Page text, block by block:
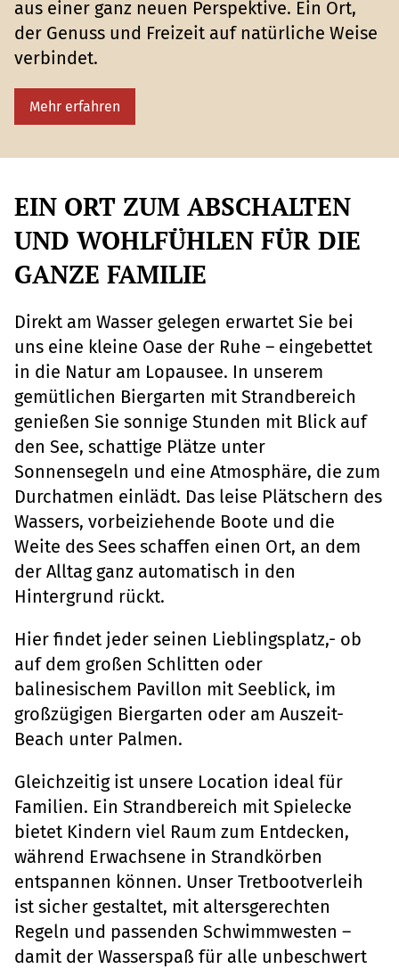
aus einer ganz neuen Perspektive. Ein Ort,
der Genuss und Freizeit auf natürliche Weise
verbindet.
Mehr erfahren
EIN ORT ZUM ABSCHALTEN
UND WOHLFÜHLEN FÜR DIE
GANZE FAMILIE
Direkt am Wasser gelegen erwartet Sie bei
uns eine kleine Oase der Ruhe – eingebettet
in die Natur am Lopausee. In unserem
gemütlichen Biergarten mit Strandbereich
genießen Sie sonnige Stunden mit Blick auf
den See, schattige Plätze unter
Sonnensegeln und eine Atmosphäre, die zum
Durchatmen einlädt. Das leise Plätschern des
Wassers, vorbeiziehende Boote und die
Weite des Sees schaffen einen Ort, an dem
der Alltag ganz automatisch in den
Hintergrund rückt.
Hier findet jeder seinen Lieblingsplatz,- ob
auf dem großen Schlitten oder
balinesischem Pavillon mit Seeblick, im
großzügigen Biergarten oder am Auszeit-
Beach unter Palmen.
Gleichzeitig ist unsere Location ideal für
Familien. Ein Strandbereich mit Spielecke
bietet Kindern viel Raum zum Entdecken,
während Erwachsene in Strandkörben
entspannen können. Unser Tretbootverleih
ist sicher gestaltet, mit altersgerechten
Regeln und passenden Schwimmwesten –
damit der Wasserspaß für alle unbeschwert